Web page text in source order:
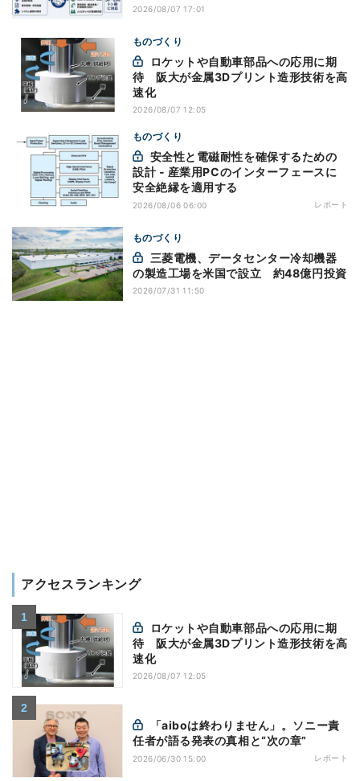
2026/08/07 17:01
ものづくり
待 阪大が金属3Dプリント造形技術を高
速化
2026/08/07 12:05
ものづくり
設計 - 産業用PCのインターフェースに
安全絶縁を適用する
2026/08/06 06:00 レポート
ものづくり
の製造工場を米国で設立 約48億円投資
2026/07/31 11:50
アクセスランキング
待 阪大が金属3Dプリント造形技術を高
速化
2026/08/07 12:05
任者が語る発表の真相と“次の章”
2026/06/30 15:00 レポート